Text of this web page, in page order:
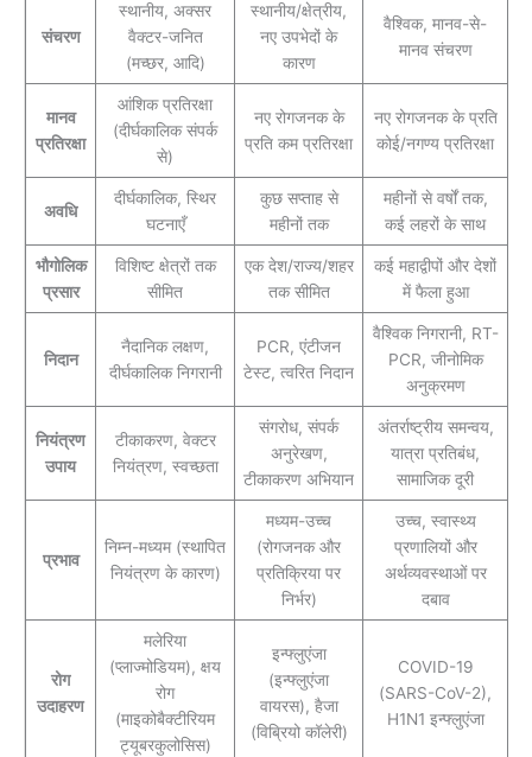
संचरण
स्थानीय, अक्सर
वैक्टर-जनित
(मच्छर, आदि)
स्थानीय/क्षेत्रीय,
नए उपभेदों के
कारण
वैश्विक, मानव-से-
मानव संचरण
मानव
प्रतिरक्षा
आंशिक प्रतिरक्षा
(दीर्घकालिक संपर्क
से)
नए रोगजनक के
प्रति कम प्रतिरक्षा
नए रोगजनक के प्रति
कोई/नगण्य प्रतिरक्षा
अवधि
दीर्घकालिक, स्थिर
घटनाएँ
कुछ सप्ताह से
महीनों तक
महीनों से वर्षों तक,
कई लहरों के साथ
भौगोलिक
प्रसार
विशिष्ट क्षेत्रों तक
सीमित
एक देश/राज्य/शहर
तक सीमित
कई महाद्वीपों और देशों
में फैला हुआ
निदान
नैदानिक लक्षण,
दीर्घकालिक निगरानी
PCR, एंटीजन
टेस्ट, त्वरित निदान
वैश्विक निगरानी, RT-
PCR, जीनोमिक
अनुक्रमण
नियंत्रण
उपाय
टीकाकरण, वेक्टर
नियंत्रण, स्वच्छता
संगरोध, संपर्क
अनुरेखण,
टीकाकरण अभियान
अंतर्राष्ट्रीय समन्वय,
यात्रा प्रतिबंध,
सामाजिक दूरी
प्रभाव
निम्न-मध्यम (स्थापित
नियंत्रण के कारण)
मध्यम-उच्च
(रोगजनक और
प्रतिक्रिया पर
निर्भर)
उच्च, स्वास्थ्य
प्रणालियों और
अर्थव्यवस्थाओं पर
दबाव
रोग
उदाहरण
मलेरिया
(प्लाज्मोडियम), क्षय
रोग
(माइकोबैक्टीरियम
ट्यूबरकुलोसिस)
इन्फ्लुएंजा
(इन्फ्लुएंजा
वायरस), हैजा
(विब्रियो कॉलेरी)
COVID-19
(SARS-CoV-2),
H1N1 इन्फ्लुएंजा